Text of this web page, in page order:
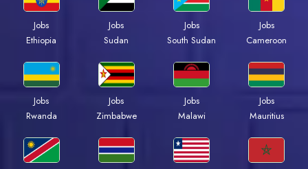
Jobs
Ethiopia
Jobs
Sudan
Jobs
South Sudan
Jobs
Cameroon
Jobs
Rwanda
Jobs
Zimbabwe
Jobs
Malawi
Jobs
Mauritius